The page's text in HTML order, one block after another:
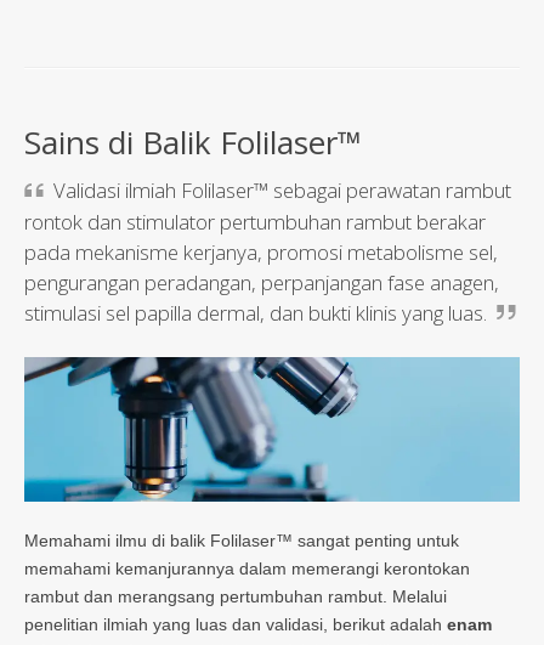
Sains di Balik Folilaser™
Validasi ilmiah Folilaser™ sebagai perawatan rambut
rontok dan stimulator pertumbuhan rambut berakar
pada mekanisme kerjanya, promosi metabolisme sel,
pengurangan peradangan, perpanjangan fase anagen,
stimulasi sel papilla dermal, dan bukti klinis yang luas.
Memahami ilmu di balik Folilaser™ sangat penting untuk
memahami kemanjurannya dalam memerangi kerontokan
rambut dan merangsang pertumbuhan rambut. Melalui
penelitian ilmiah yang luas dan validasi, berikut adalah enam